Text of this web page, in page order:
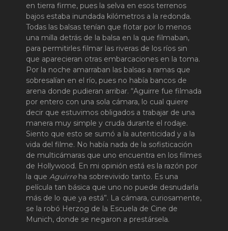
en tierra firme, pues la selva en esos terrenos
bajos estaba inundada kilómetros a la redonda.
Todas las balsas tenían que flotar por lo menos
una milla detrás de la balsa en la que filmaban,
para permitirles filmar las riveras de los ríos sin
que aparecieran otras embarcaciones en la toma.
Por la noche amarraban las balsas a ramas que
sobresalían en el río, pues no había bancos de
arena donde pudieran arribar. “Aguirre fue filmada
por entero con una sola cámara, lo cual quiere
decir que estuvimos obligados a trabajar de una
manera muy simple y cruda durante el rodaje.
Siento que esto se sumó a la autenticidad y a la
vida del filme. No había nada de la sofisticación
de multicámaras que uno encuentra en los filmes
de Hollywood. En mi opinión está es la razón por
la que Aguirreha sobrevivido tanto. Es una
película tan básica que uno no puede desnudarla
más de lo que ya está”. La cámara, curiosamente,
se la robó Herzog de la Escuela de Cine de
Munich, donde se negaron a prestársela.